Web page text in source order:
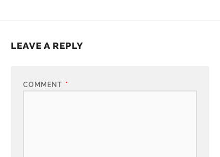
LEAVE A REPLY
COMMENT *